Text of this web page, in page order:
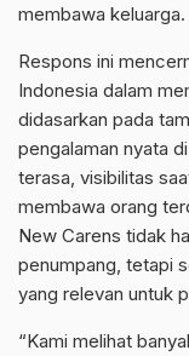
membawa keluarga.
Respons ini
Indonesia dalam
didasarkan pada
pengalaman nyata
terasa, visibilitas
membawa orang
New Carens tidak
penumpang, tetapi
yang relevan untuk
“Kami melihat